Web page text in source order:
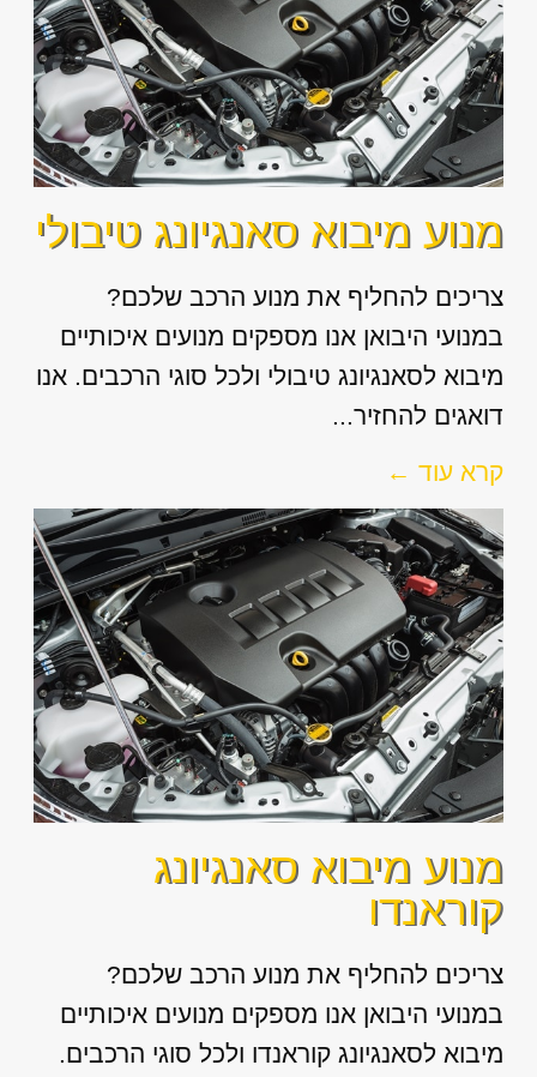
מנוע מיבוא סאנגיונג טיבולי
צריכים להחליף את מנוע הרכב שלכם?
במנועי היבואן אנו מספקים מנועים איכותיים
מיבוא לסאנגיונג טיבולי ולכל סוגי הרכבים. אנו
דואגים להחזיר...
קרא עוד ←
מנוע מיבוא סאנגיונג
קוראנדו
צריכים להחליף את מנוע הרכב שלכם?
במנועי היבואן אנו מספקים מנועים איכותיים
מיבוא לסאנגיונג קוראנדו ולכל סוגי הרכבים.